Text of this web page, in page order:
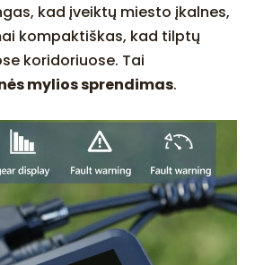
kad įveiktų miesto įkalnes,
kompaktiškas, kad tilptų
koridoriuose. Tai
mylios sprendimas.